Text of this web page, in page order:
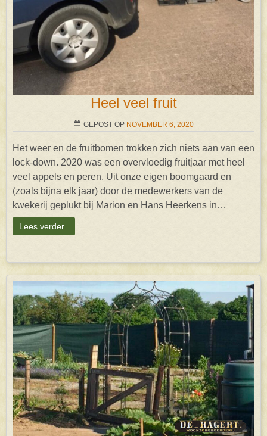
Heel veel fruit
GEPOST OP NOVEMBER 6, 2020
Het weer en de fruitbomen trokken zich niets aan van een
lock-down. 2020 was een overvloedig fruitjaar met heel
veel appels en peren. Uit onze eigen boomgaard en
(zoals bijna elk jaar) door de medewerkers van de
kwekerij geplukt bij Marion en Hans Heerkens in…
Lees verder..